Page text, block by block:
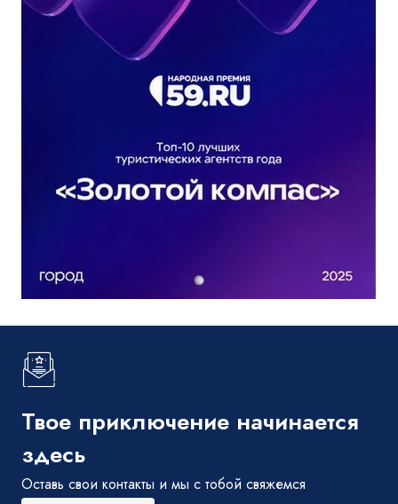
Твое приключение начинается
здесь
Оставь свои контакты и мы с тобой свяжемся